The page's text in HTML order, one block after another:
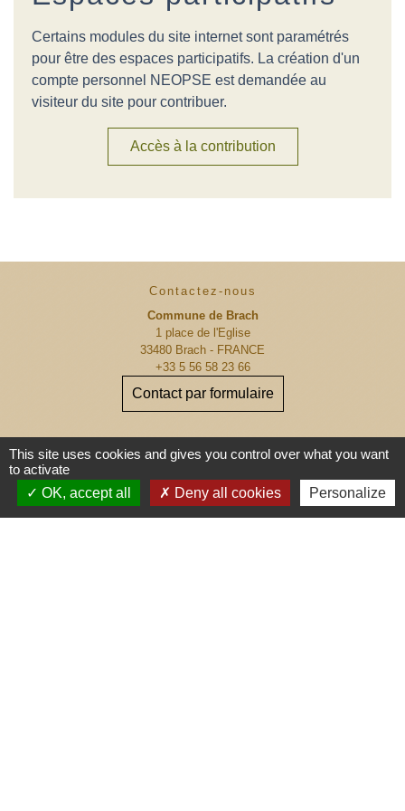
Certains modules du site internet sont paramétrés
pour être des espaces participatifs. La création d'un
compte personnel NEOPSE est demandée au
visiteur du site pour contribuer.
Accès à la contribution
Contactez-nous
Commune de Brach
1 place de l'Eglise
33480 Brach - FRANCE
+33 5 56 58 23 66
Contact par formulaire
06 70 66 64 42
This site uses cookies and gives you control over what you want
to activate
OK, accept all
Deny all cookies Personalize